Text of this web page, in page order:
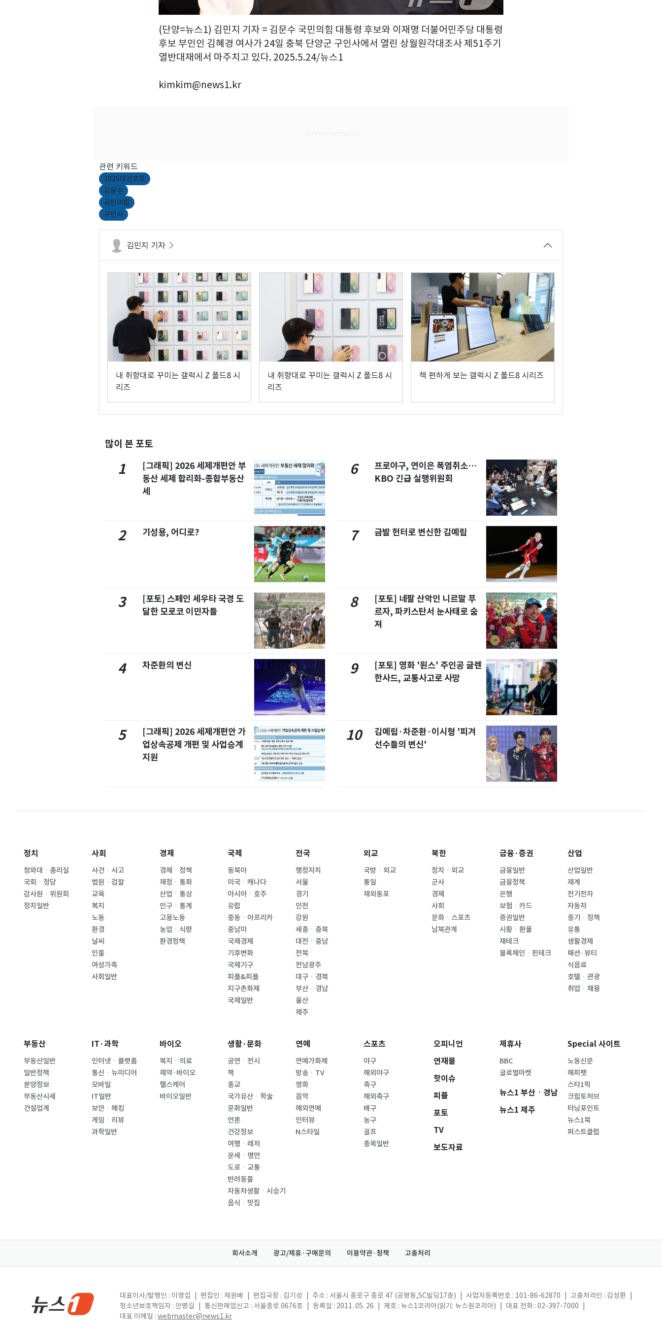
(단양=뉴스1) 김민지 기자 = 김문수 국민의힘 대통령 후보와 이재명 더불어민주당 대통령
후보 부인인 김혜경 여사가 24일 충북 단양군 구인사에서 열린 상월원각대조사 제51주기
열반대재에서 마주치고 있다. 2025.5.24/뉴스1
kimkim@news1.kr
관련 키워드
2025대선포토
김문수
국민의힘
구인사
김민지 기자
내 취향대로 꾸미는 갤럭시 Z 폴드8 시
리즈
내 취향대로 꾸미는 갤럭시 Z 폴드8 시
리즈
책 편하게 보는 갤럭시 Z 폴드8 시리즈
많이 본 포토
1
[그래픽] 2026 세제개편안 부
동산 세제 합리화-종합부동산
세
2 기성용, 어디로?
3
[포토] 스페인 세우타 국경 도
달한 모로코 이민자들
4 차준환의 변신
5
[그래픽] 2026 세제개편안 가
업상속공제 개편 및 사업승계
지원
6
프로야구, 연이은 폭염취소…
KBO 긴급 실행위원회
7 금발 헌터로 변신한 김예림
8
[포토] 네팔 산악인 니르말 푸
르자, 파키스탄서 눈사태로 숨
져
9
[포토] 영화 '원스' 주인공 글렌
한사드, 교통사고로 사망
10
김예림·차준환·이시형 '피겨
선수들의 변신'
정치
청와대ㆍ총리실
국회ㆍ정당
감사원ㆍ위원회
정치일반
사회
사건ㆍ사고
법원ㆍ검찰
교육
복지
노동
환경
날씨
인물
여성가족
사회일반
경제
경제ㆍ정책
재정ㆍ통화
산업ㆍ통상
인구ㆍ통계
고용노동
농업ㆍ식량
환경정책
국제
동북아
미국ㆍ캐나다
아시아ㆍ호주
유럽
중동ㆍ아프리카
중남미
국제경제
기후변화
국제기구
피플&피플
지구촌화제
국제일반
전국
행정자치
서울
경기
인천
강원
세종ㆍ충북
대전ㆍ충남
전북
전남광주
대구ㆍ경북
부산ㆍ경남
울산
제주
외교
국방ㆍ외교
통일
재외동포
북한
정치ㆍ외교
군사
경제
사회
문화ㆍ스포츠
남북관계
금융·증권
금융일반
금융정책
은행
보험ㆍ카드
증권일반
시황ㆍ환율
재테크
블록체인ㆍ핀테크
산업
산업일반
재계
전기전자
자동차
중기ㆍ정책
유통
생활경제
패션·뷰티
식음료
호텔ㆍ관광
취업ㆍ채용
부동산
부동산일반
일반정책
분양정보
부동산시세
건설업계
IT·과학
인터넷ㆍ플랫폼
통신ㆍ뉴미디어
모바일
IT일반
보안ㆍ해킹
게임ㆍ리뷰
과학일반
바이오
복지ㆍ의료
제약·바이오
헬스케어
바이오일반
생활·문화
공연ㆍ전시
책
종교
국가유산ㆍ학술
문화일반
언론
건강정보
여행ㆍ레저
운세ㆍ명언
도로ㆍ교통
반려동물
자동차생활ㆍ시승기
음식ㆍ맛집
연예
연예가화제
방송ㆍTV
영화
음악
해외연예
인터뷰
N스타일
스포츠
야구
해외야구
축구
해외축구
배구
농구
골프
종목일반
오피니언
연재물
핫이슈
피플
포토
TV
보도자료
제휴사
BBC
글로벌마켓
뉴스1 부산ㆍ경남
뉴스1 제주
Special 사이트
노동신문
해피펫
스타1픽
크립토허브
터닝포인트
뉴스1북
퍼스트클럽
회사소개 광고/제휴·구매문의 이용약관·정책 고충처리
대표이사/발행인 : 이영섭 편집인 : 채원배 편집국장 : 김기성 주소 : 서울시 종로구 종로 47 (공평동,SC빌딩17층) 사업자등록번호 : 101-86-62870 고충처리인 : 김성환
청소년보호책임자 : 안병길
통신판매업신고 : 서울종로 0676호 등록일 : 2011. 05. 26 제호 : 뉴스1코리아(읽기: 뉴스원코리아) 대표 전화 : 02-397-7000
대표 이메일 : webmaster@news1.kr